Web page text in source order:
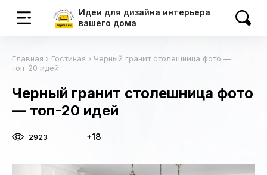
Идеи для дизайна интерьера
вашего дома
Главная › Гостиная › Черный гранит столешница фото —
топ-20 идей
Черный гранит столешница фото
— топ-20 идей
2923 +18